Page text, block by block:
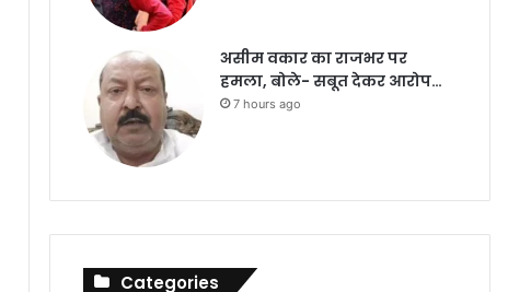
असीम वकार का राजभर पर
हमला, बोले- सबूत देकर आरोप…
7 hours ago
Categories